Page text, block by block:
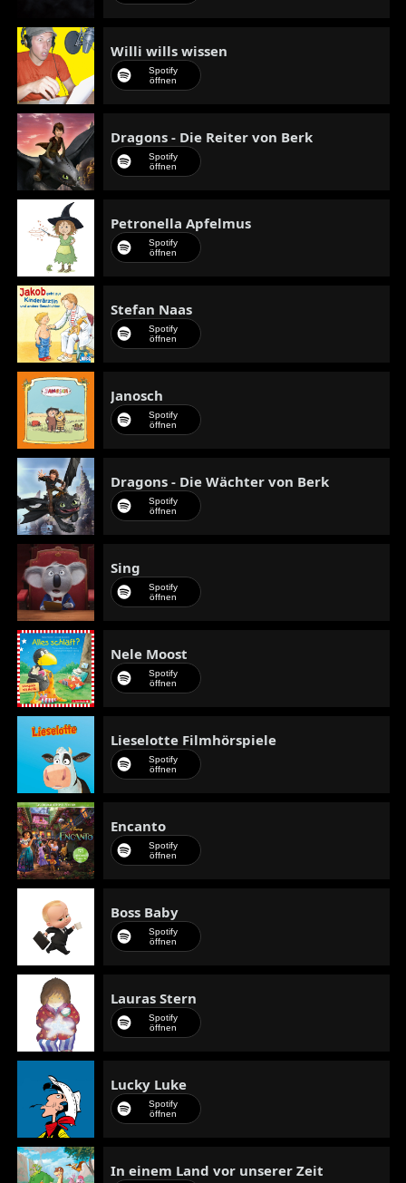
Willi wills wissen
Spotify
öffnen
Dragons - Die Reiter von Berk
Spotify
öffnen
Petronella Apfelmus
Spotify
öffnen
Stefan Naas
Spotify
öffnen
Janosch
Spotify
öffnen
Dragons - Die Wächter von Berk
Spotify
öffnen
Sing
Spotify
öffnen
Nele Moost
Spotify
öffnen
Lieselotte Filmhörspiele
Spotify
öffnen
Encanto
Spotify
öffnen
Boss Baby
Spotify
öffnen
Lauras Stern
Spotify
öffnen
Lucky Luke
Spotify
öffnen
In einem Land vor unserer Zeit